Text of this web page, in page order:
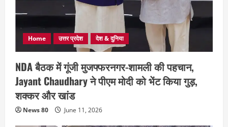
Home उत्तर प्रदेश देश & दुनिया
NDA बैठक में गूंजी मुजफ्फरनगर-शामली की पहचान,
Jayant Chaudhary ने पीएम मोदी को भेंट किया गुड़,
शक्कर और खांड
News 80 June 11, 2026